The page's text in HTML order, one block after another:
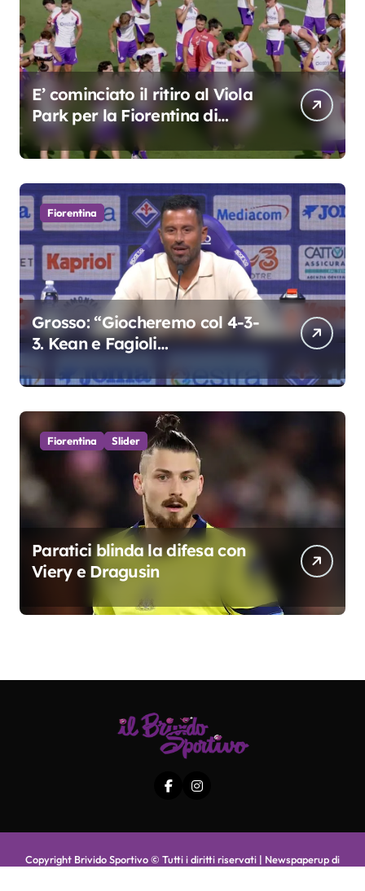
E’ cominciato il ritiro al Viola
Park per la Fiorentina di
Grosso
Fiorentina
Grosso: “Giocheremo col 4-3-
3. Kean e Fagioli
colpo”
Fiorentina Slider
Paratici blinda la difesa con
Viery e Dragusin
Copyright Brivido Sportivo © Tutti i diritti riservati | Newspaperupdi